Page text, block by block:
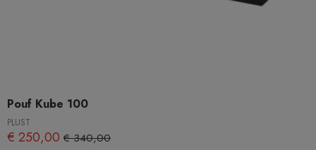
Pouf Kube 100
PLUST
€ 250,00 € 340,00